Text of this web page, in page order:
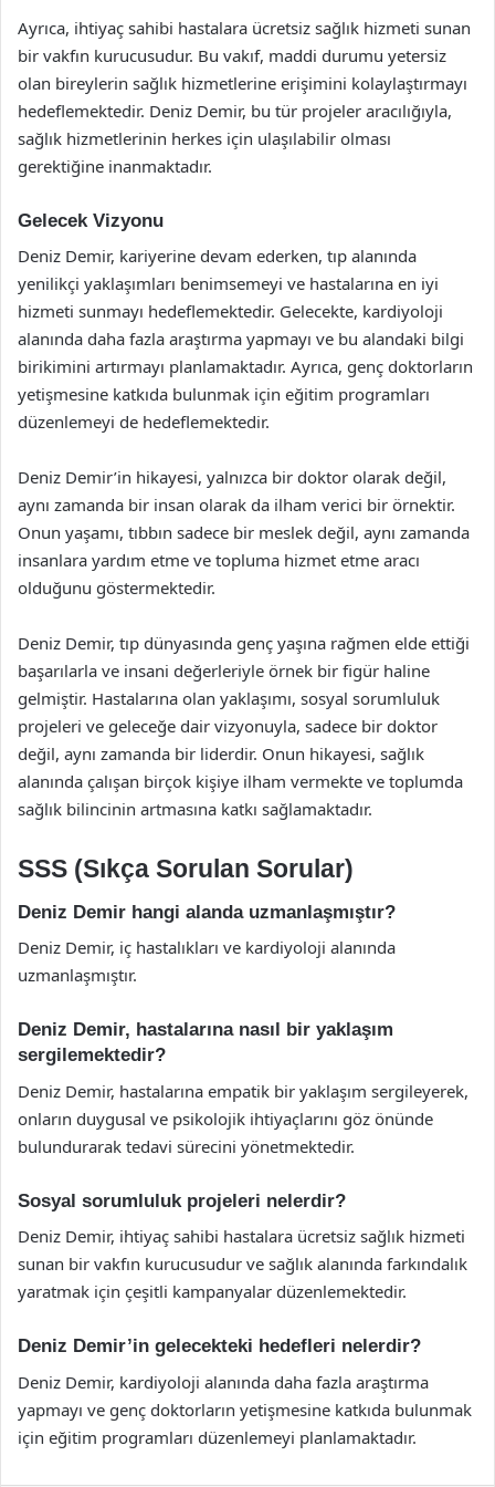
Ayrıca, ihtiyaç sahibi hastalara ücretsiz sağlık hizmeti sunan
bir vakfın kurucusudur. Bu vakıf, maddi durumu yetersiz
olan bireylerin sağlık hizmetlerine erişimini kolaylaştırmayı
hedeflemektedir. Deniz Demir, bu tür projeler aracılığıyla,
sağlık hizmetlerinin herkes için ulaşılabilir olması
gerektiğine inanmaktadır.
Gelecek Vizyonu
Deniz Demir, kariyerine devam ederken, tıp alanında
yenilikçi yaklaşımları benimsemeyi ve hastalarına en iyi
hizmeti sunmayı hedeflemektedir. Gelecekte, kardiyoloji
alanında daha fazla araştırma yapmayı ve bu alandaki bilgi
birikimini artırmayı planlamaktadır. Ayrıca, genç doktorların
yetişmesine katkıda bulunmak için eğitim programları
düzenlemeyi de hedeflemektedir.
Deniz Demir’in hikayesi, yalnızca bir doktor olarak değil,
aynı zamanda bir insan olarak da ilham verici bir örnektir.
Onun yaşamı, tıbbın sadece bir meslek değil, aynı zamanda
insanlara yardım etme ve topluma hizmet etme aracı
olduğunu göstermektedir.
Deniz Demir, tıp dünyasında genç yaşına rağmen elde ettiği
başarılarla ve insani değerleriyle örnek bir figür haline
gelmiştir. Hastalarına olan yaklaşımı, sosyal sorumluluk
projeleri ve geleceğe dair vizyonuyla, sadece bir doktor
değil, aynı zamanda bir liderdir. Onun hikayesi, sağlık
alanında çalışan birçok kişiye ilham vermekte ve toplumda
sağlık bilincinin artmasına katkı sağlamaktadır.
SSS (Sıkça Sorulan Sorular)
Deniz Demir hangi alanda uzmanlaşmıştır?
Deniz Demir, iç hastalıkları ve kardiyoloji alanında
uzmanlaşmıştır.
Deniz Demir, hastalarına nasıl bir yaklaşım
sergilemektedir?
Deniz Demir, hastalarına empatik bir yaklaşım sergileyerek,
onların duygusal ve psikolojik ihtiyaçlarını göz önünde
bulundurarak tedavi sürecini yönetmektedir.
Sosyal sorumluluk projeleri nelerdir?
Deniz Demir, ihtiyaç sahibi hastalara ücretsiz sağlık hizmeti
sunan bir vakfın kurucusudur ve sağlık alanında farkındalık
yaratmak için çeşitli kampanyalar düzenlemektedir.
Deniz Demir’in gelecekteki hedefleri nelerdir?
Deniz Demir, kardiyoloji alanında daha fazla araştırma
yapmayı ve genç doktorların yetişmesine katkıda bulunmak
için eğitim programları düzenlemeyi planlamaktadır.